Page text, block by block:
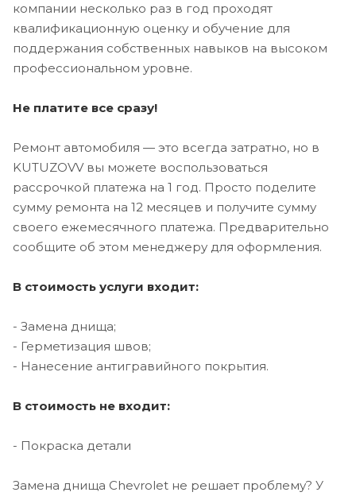
компании несколько раз в год проходят
квалификационную оценку и обучение для
поддержания собственных навыков на высоком
профессиональном уровне.
Не платите все сразу!
Ремонт автомобиля — это всегда затратно, но в
KUTUZOVV вы можете воспользоваться
рассрочкой платежа на 1 год. Просто поделите
сумму ремонта на 12 месяцев и получите сумму
своего ежемесячного платежа. Предварительно
сообщите об этом менеджеру для оформления.
В стоимость услуги входит:
- Замена днища;
- Герметизация швов;
- Нанесение антигравийного покрытия.
В стоимость не входит:
- Покраска детали
Замена днища Chevrolet не решает проблему? У